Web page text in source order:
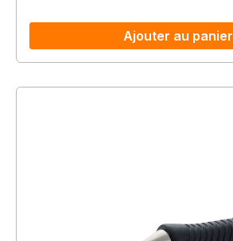
Ajouter au panier